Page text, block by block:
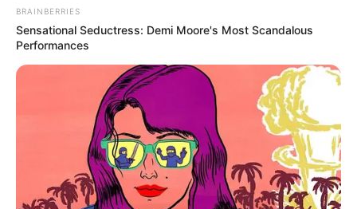
BRAINBERRIES
Sensational Seductress: Demi Moore's Most Scandalous
Performances